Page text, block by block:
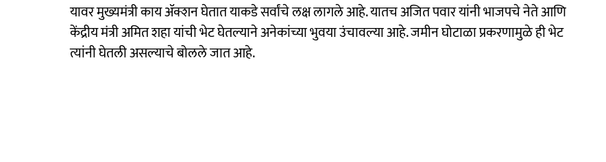
यावर मुख्यमंत्री काय ॲक्शन घेतात याकडे सर्वांचे लक्ष लागले आहे. यातच अजित पवार यांनी भाजपचे नेते आणि
केंद्रीय मंत्री अमित शहा यांची भेट घेतल्याने अनेकांच्या भुवया उंचावल्या आहे. जमीन घोटाळा प्रकरणामुळे ही भेट
त्यांनी घेतली असल्याचे बोलले जात आहे.